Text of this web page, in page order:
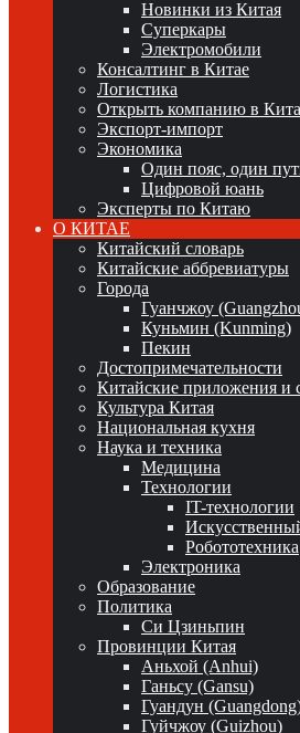
Новинки из Китая
Суперкары
Электромобили
Консалтинг в Китае
Логистика
Открыть компанию в
Экспорт-импорт
Экономика
Один пояс, один
Цифровой юань
Эксперты по Китаю
О КИТАЕ
Китайский словарь
Китайские аббревиатуры
Города
Гуанчжоу
Куньмин (Kunming)
Пекин
Достопримечательности
Китайские приложения и
Культура Китая
Национальная кухня
Наука и техника
Медицина
Технологии
IT-технологии
Робототехника
Электроника
Образование
Политика
Си Цзиньпин
Провинции Китая
Аньхой (Anhui)
Ганьсу (Gansu)
Гуандун
Гуйчжоу (Guizhou)